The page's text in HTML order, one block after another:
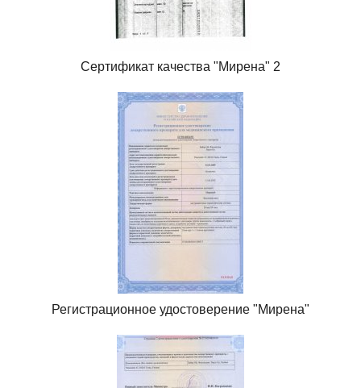
Сертификат качества "Мирена" 2
Регистрационное удостоверение "Мирена"